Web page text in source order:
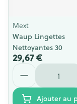
Mext
Waup Lingettes
Nettoyantes 30
29,67 €
Quantité
Ajouter au